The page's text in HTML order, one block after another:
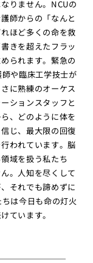
りません。NCUの
師からの「なんと
ほど多くの命を救
きを超えたフラッ
られます。緊急の
や臨床工学技士が
に熟練のオーケス
ションスタッフと
、どのように体を
じ、最大限の回復
われています。脳
域を扱う私たち
。人知を尽くして
それでも諦めずに
は今日も命の灯火
ています。